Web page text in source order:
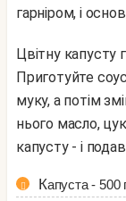
гарніром, і
Цвітну капусту гарненько помийте, потім відваріть.
Приготуйте
муку, а потім
нього масло,
капусту - і
Капуста - 500